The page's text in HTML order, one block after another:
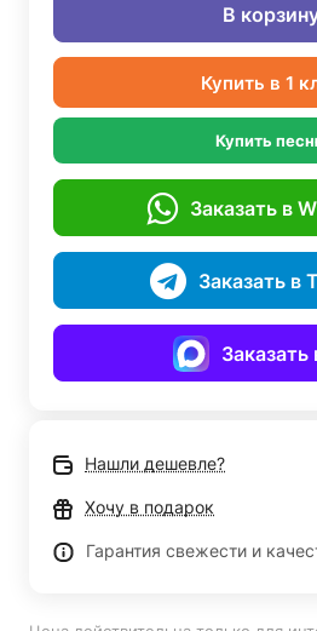
В
Купить в 1
Купить
Заказать в
Заказать в
Заказать
Нашли дешевле?
Хочу в подарок
Гарантия свежести и